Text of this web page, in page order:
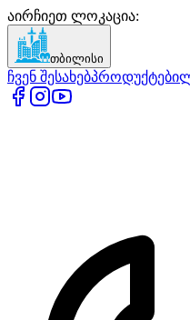
აირჩიეთ ლოკაცია:
თბილისი
ჩვენ შესახებპროდუქტები